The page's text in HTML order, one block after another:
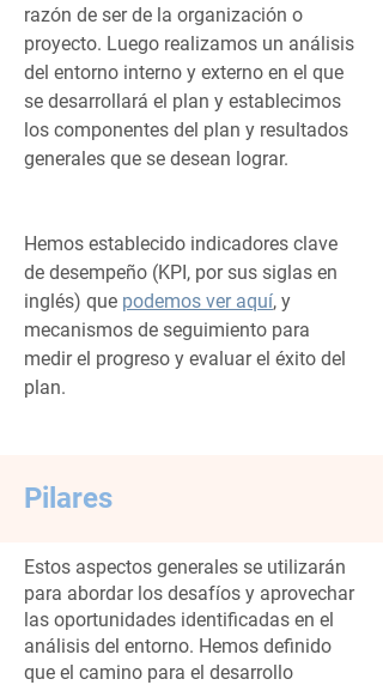
razón de ser de la organización o
proyecto. Luego realizamos un análisis
del entorno interno y externo en el que
se desarrollará el plan y establecimos
los componentes del plan y resultados
generales que se desean lograr.
Hemos establecido indicadores clave
de desempeño (KPI, por sus siglas en
inglés) que podemos ver aquí, y
mecanismos de seguimiento para
medir el progreso y evaluar el éxito del
plan.
Pilares
Estos aspectos generales se utilizarán
para abordar los desafíos y aprovechar
las oportunidades identificadas en el
análisis del entorno. Hemos definido
que el camino para el desarrollo